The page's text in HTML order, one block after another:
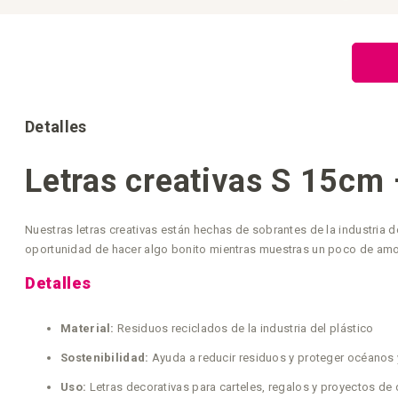
Detalles
Letras creativas S
Nuestras letras creativas están hechas de sobrantes de la industria
oportunidad de hacer algo bonito mientras muestras un poco de
Detalles
Material: Residuos reciclados de la industria del plástico
Sostenibilidad: Ayuda a reducir residuos y proteger océanos
Uso: Letras decorativas para carteles, regalos y proyectos de